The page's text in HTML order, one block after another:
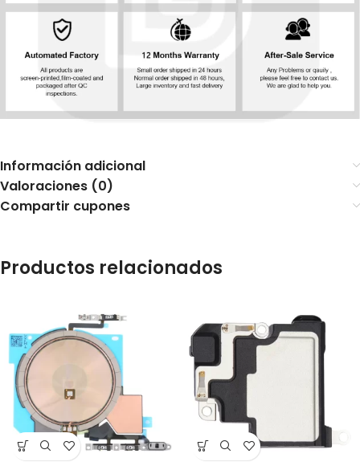
Información adicional
Valoraciones (0)
Compartir cupones
Productos relacionados